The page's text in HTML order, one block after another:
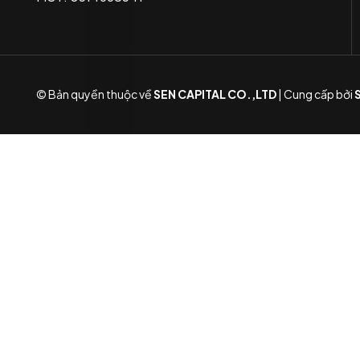
© Bản quyền thuộc vềSEN CAPITAL CO.,LTD| Cung cấp bởi